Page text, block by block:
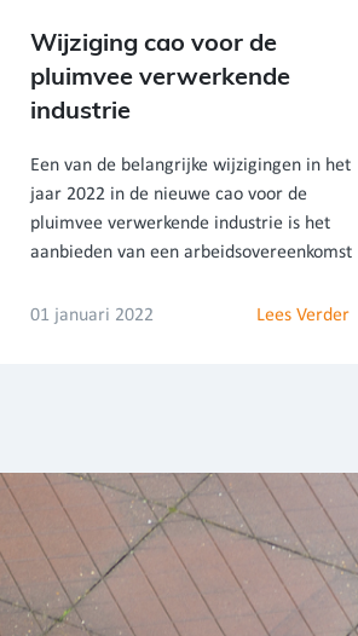
Wijziging cao voor de
pluimvee verwerkende
industrie
Een van de belangrijke wijzigingen in het
jaar 2022 in de nieuwe cao voor de
pluimvee verwerkende industrie is het
aanbieden van een arbeidsovereenkomst
01 januari 2022 Lees Verder